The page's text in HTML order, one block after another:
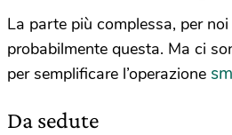
La parte più complessa, per
probabilmente questa. Ma ci
per semplificare l’operazione
Da sedute